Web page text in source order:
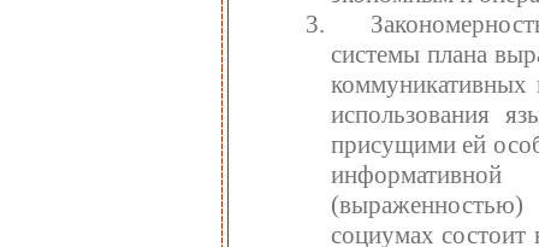
системы плана
коммуникативных
использования
присущими ей
социумах